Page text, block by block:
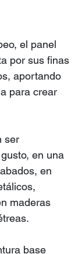
el panel
por sus finas
aportando
para crear
ser
en una
en
maderas
base